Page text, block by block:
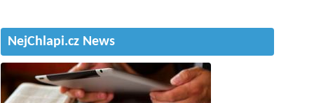
NejChlapi.cz News